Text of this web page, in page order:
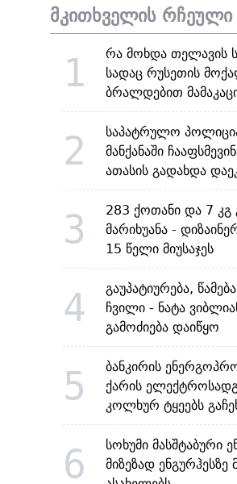
მკითხველის რჩეული
1
რა მოხდა თელავის
სადაც რუსეთის
ბრალდებით
2
საპატრულო
მანქანაში
ათასის გადახდა
3
283 ქოთანი და 7
მარიხუანა -
15 წელი მიუსაჯეს
4
გაუპატიურება,
ჩვილი - ნატა
გამოძიება დაიწყო
5
ბანკირის
ქარის
კოლხურ ტყეებს
6
სოხუმი
მიზეზად